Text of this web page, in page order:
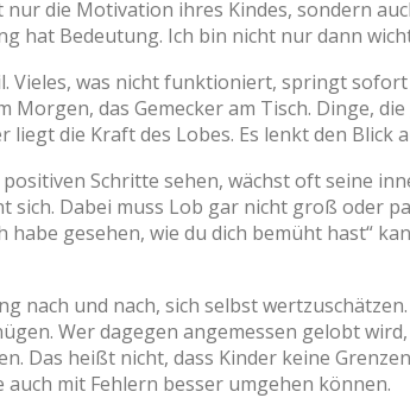
die Motivation ihres Kindes, sondern
hat Bedeutung. Ich bin nicht nur dann
Vieles, was nicht funktioniert, springt sofort
Morgen, das Gemecker am Tisch. Dinge,
liegt die Kraft des Lobes. Es lenkt den
Schritte sehen, wächst oft seine
sich. Dabei muss Lob gar nicht groß oder
gesehen, wie du dich bemüht hast“
nach und nach, sich selbst
Wer dagegen angemessen gelobt
Das heißt nicht, dass Kinder keine
mit Fehlern besser umgehen können.